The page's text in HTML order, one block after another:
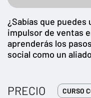
¿Sabías que
impulsor de ventas
aprenderás los
social como un
PRECIO CURSO